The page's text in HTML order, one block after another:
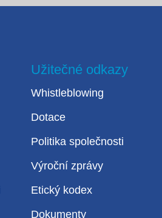
Užitečné odkazy
Whistleblowing
Dotace
Politika společnosti
Výroční zprávy
Etický kodex
Dokumenty